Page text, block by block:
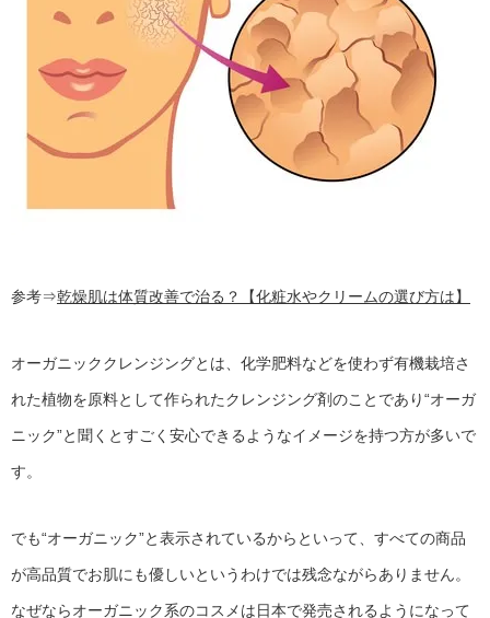
参考⇒乾燥肌は体質改善で治る？【化粧水やクリームの選び方は】
オーガニッククレンジングとは、化学肥料などを使わず有機栽培さ
れた植物を原料として作られたクレンジング剤のことであり“オーガ
ニック”と聞くとすごく安心できるようなイメージを持つ方が多いで
す。
でも“オーガニック”と表示されているからといって、すべての商品
が高品質でお肌にも優しいというわけでは残念ながらありません。
なぜならオーガニック系のコスメは日本で発売されるようになって